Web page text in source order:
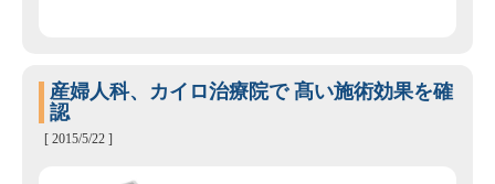
産婦人科、カイロ治療院で 髙い施術効果を確
認
[ 2015/5/22 ]